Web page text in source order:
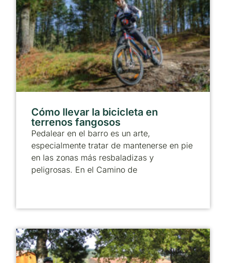
Cómo llevar la bicicleta en
terrenos fangosos
Pedalear en el barro es un arte,
especialmente tratar de mantenerse en pie
en las zonas más resbaladizas y
peligrosas. En el Camino de